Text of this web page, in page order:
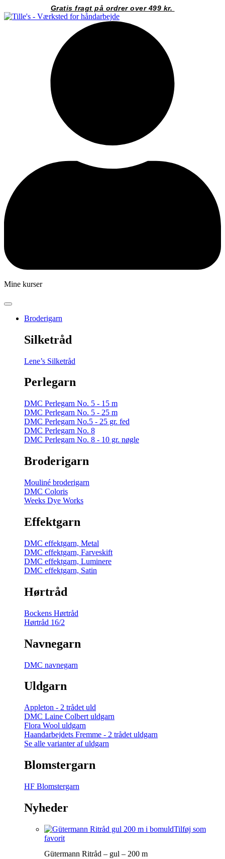
til
Gratis fragt på ordrer over 499 kr.
Mine kurser
Broderigarn
Silketråd
Lene’s Silketråd
Perlegarn
DMC Perlegarn No. 5 - 15 m
DMC Perlegarn No. 5 - 25 m
DMC Perlegarn No.5 - 25 gr. fed
DMC Perlegarn No. 8
DMC Perlegarn No. 8 - 10 gr. nøgle
Broderigarn
Mouliné broderigarn
DMC Coloris
Weeks Dye Works
Effektgarn
DMC effektgarn, Metal
DMC effektgarn, Farveskift
DMC effektgarn, Luminere
DMC effektgarn, Satin
Hørtråd
Bockens Hørtråd
Hørtråd 16/2
Navnegarn
DMC navnegarn
Uldgarn
Appleton - 2 trådet uld
DMC Laine Colbert uldgarn
Flora Wool uldgarn
Haandarbejdets Fremme - 2 trådet uldgarn
Se alle varianter af uldgarn
Blomstergarn
HF Blomstergarn
Nyheder
Tilføj som
favorit
Gütermann Ritråd – gul – 200 m